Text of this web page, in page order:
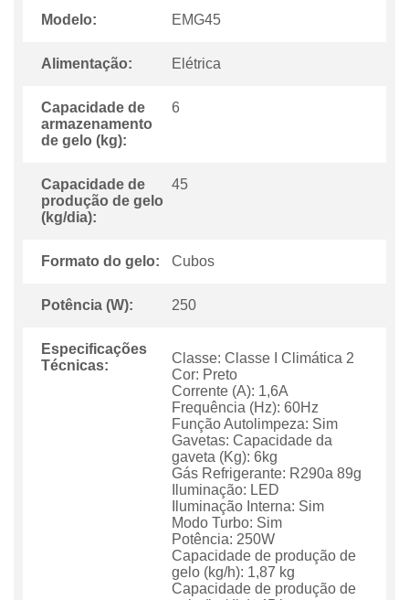
Modelo: EMG45
Alimentação: Elétrica
Capacidade de
armazenamento
de gelo (kg):
6
Capacidade de
produção de gelo
(kg/dia):
45
Formato do gelo: Cubos
Potência (W): 250
Especificações
Técnicas:
Classe: Classe I Climática 2
Cor: Preto
Corrente (A): 1,6A
Frequência (Hz): 60Hz
Função Autolimpeza: Sim
Gavetas: Capacidade da
gaveta (Kg): 6kg
Gás Refrigerante: R290a 89g
Iluminação: LED
Iluminação Interna: Sim
Modo Turbo: Sim
Potência: 250W
Capacidade de produção de
gelo (kg/h): 1,87 kg
Capacidade de produção de